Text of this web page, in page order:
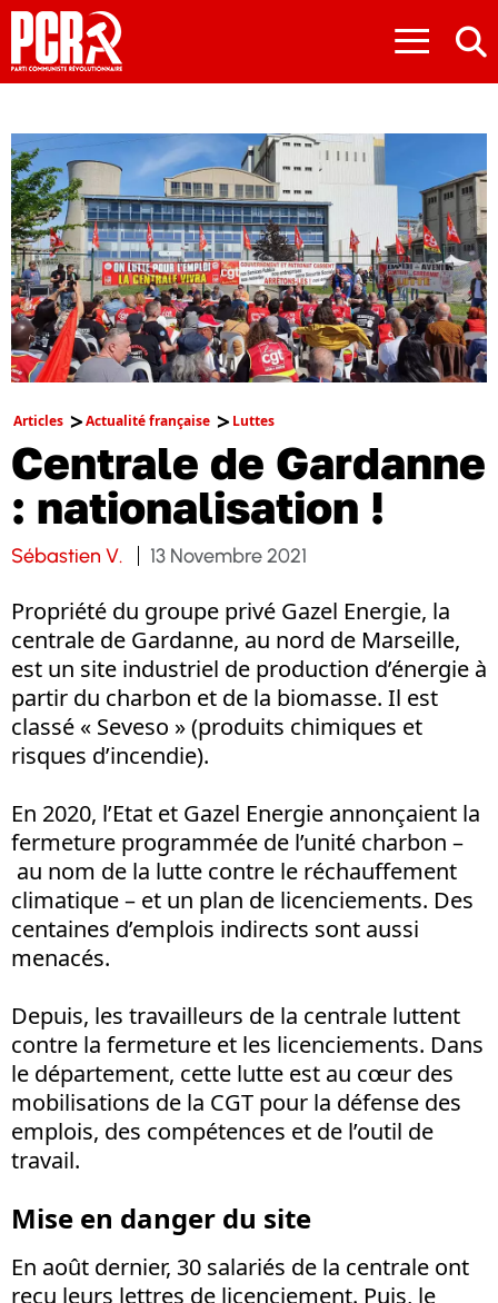
≡
Articles Actualité française Luttes
Centrale de Gardanne
: nationalisation !
Sébastien V. 13 Novembre 2021
Propriété du groupe privé Gazel Energie, la
centrale de Gardanne, au nord de Marseille,
est un site industriel de production d’énergie à
partir du charbon et de la biomasse. Il est
classé « Seveso » (produits chimiques et
risques d’incendie).
En 2020, l’Etat et Gazel Energie annonçaient la
fermeture programmée de l’unité charbon –
au nom de la lutte contre le réchauffement
climatique – et un plan de licenciements. Des
centaines d’emplois indirects sont aussi
menacés.
Depuis, les travailleurs de la centrale luttent
contre la fermeture et les licenciements. Dans
le département, cette lutte est au cœur des
mobilisations de la CGT pour la défense des
emplois, des compétences et de l’outil de
travail.
Mise en danger du site
En août dernier, 30 salariés de la centrale ont
reçu leurs lettres de licenciement. Puis, le